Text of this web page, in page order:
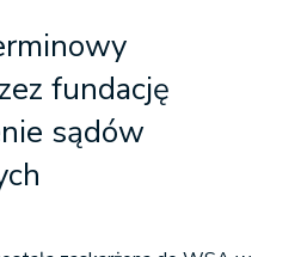
fundację
sądów